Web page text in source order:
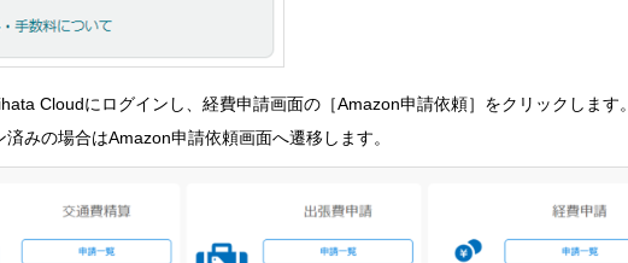
Cloudにログインし、経費申請画面の［Amazon申請依頼］をクリックします。
みの場合はAmazon申請依頼画面へ遷移します。